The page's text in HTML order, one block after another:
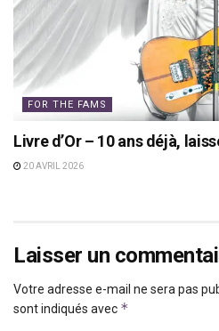
FOR THE FAMS
Livre d’Or – 10 ans déjà,
20 AVRIL 2026
Laisser un
Votre adresse e-mail ne sera pas
sont indiqués avec *